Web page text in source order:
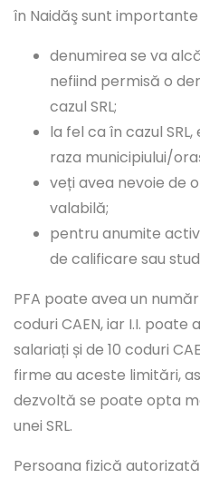
în Naidăş sunt
denumirea se va
nefiind permisă o
cazul SRL;
la fel ca în cazul
raza municipiului/
veți avea nevoie de
valabilă;
pentru anumite
de calificare sau
PFA poate avea un
coduri CAEN, iar I.I.
salariați și de 10 coduri
firme au aceste limitări,
dezvoltă se poate opta
unei SRL.
Persoana fizică